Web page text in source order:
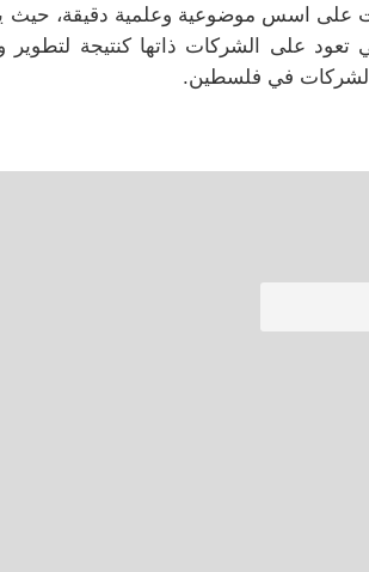
اسس موضوعية وعلمية دقيقة، حيث
تعود على الشركات ذاتها كنتيجة لتطوير
الشركات في فلسطين.